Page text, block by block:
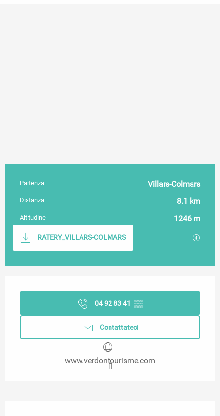
Informazioni pratiche
Partenza Villars-Colmars
Distanza 8.1 km
Altitudine 1246 m
Documentazione
RATERY_VILLARS-COLMARS I file
04 92 83 41 ▒▒
Contattateci
www.verdontourisme.com